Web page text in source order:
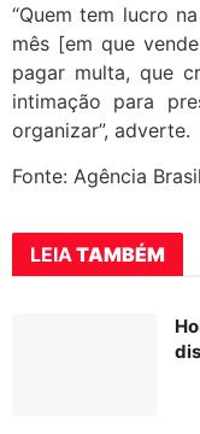
“Quem tem lucro
mês [em que
pagar multa, que
intimação para
organizar”, adverte.
Fonte: Agência Brasil
LEIA TAMBÉM